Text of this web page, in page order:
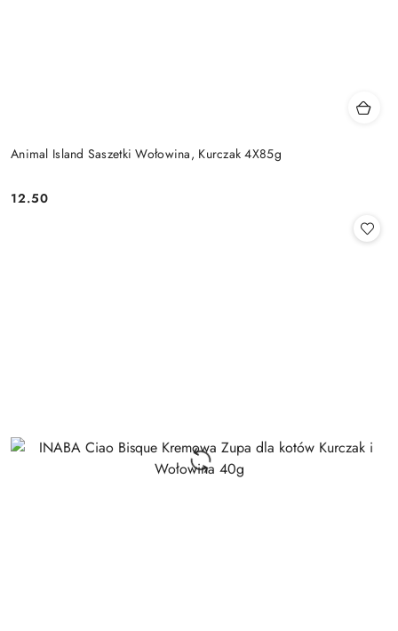
Animal Island Saszetki Wołowina, Kurczak 4X85g
Cena:
12.50